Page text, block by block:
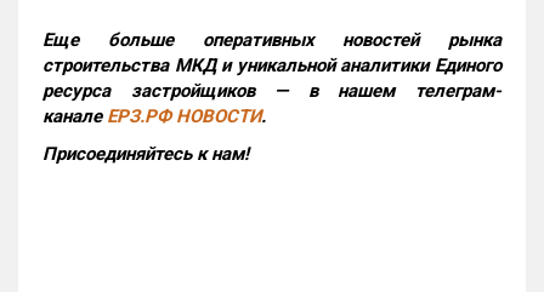
Еще больше оперативных новостей рынка
строительства МКД и уникальной аналитики Единого
ресурса застройщиков — в нашем телеграм-
канале ЕРЗ.РФ НОВОСТИ.
Присоединяйтесь к нам!